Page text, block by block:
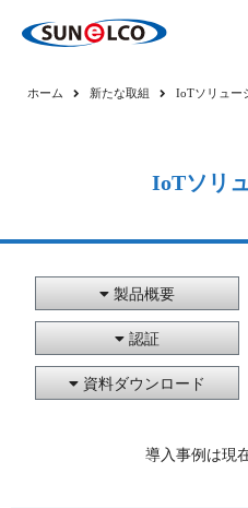
ホーム 新たな取組 IoTソリュー
IoTソリ
製品概要
認証
資料ダウンロード
導入事例は現